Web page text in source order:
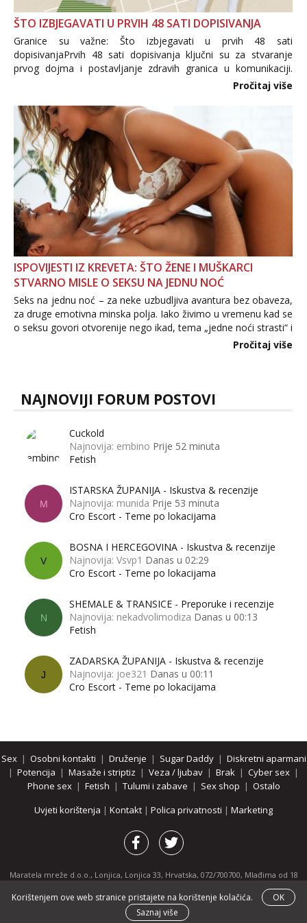
ŠTO IZBJEGAVATI U PRVIH 48 SATI DOPISIVANJA
Granice su važne: Što izbjegavati u prvih 48 sati
dopisivanjaPrvih 48 sati dopisivanja ključni su za stvaranje
prvog dojma i postavljanje zdravih granica u komunikaciji.
Važno je izbjeći prebrzo otkrivanje osobnih ili intimnih
povjerenje. Takođe...
Pročitaj više
ISPOVIJESTI IZ KREVETA: ŠTO ŽENE I MUŠKARCI
STVARNO MISLE O SEKSU NA JEDNU NOĆ
Seks na jednu noć – za neke uzbudljiva avantura bez obaveza,
za druge emotivna minska polja. Iako živimo u vremenu kad se
o seksu govori otvorenije nego ikad, tema „jedne noći strasti“ i
dalje izaziva burne rasprave. Što zapravo misle žene, a što
Pročitaj više
NAJNOVIJI FORUM POSTOVI
Cuckold
Najnovija: embino Prije 52 minuta
Fetish
M
ISTARSKA ŽUPANIJA - Iskustva & recenzije
Najnovija: munida Prije 53 minuta
Cro Escort - Teme po lokacijama
V
BOSNA I HERCEGOVINA - Iskustva & recenzije
Najnovija: Vsvp1 Danas u 02:29
Cro Escort - Teme po lokacijama
N
SHEMALE & TRANSICE - Preporuke i recenzije
Najnovija: nekadvolimodiza Danas u 00:13
Fetish
J
ZADARSKA ŽUPANIJA - Iskustva & recenzije
Najnovija: joe321 Danas u 00:11
Cro Escort - Teme po lokacijama
Sex| Osobni kontakti | Druženje | Sugar Daddy| Diskretni aparmani
| Potencija | Masaže i striptiz | Veza / ljubav | Brak | Cyber sex |
Phone sex| Fetish | Tulumi i zabave | Sex shop | Ostalo
Uvjeti korištenja | Kontakt | Polica privatnosti | Marketing
Maratela mreže d.o.o., Lonjica, Lonjica 33, Hrvatska, 072/700700, Mlađima od 18
godina zabranjeno je pregledavanje stranice i svih njenih dijelova.
Partnerski portali:osobnikontakti.com|hotline.hr|ThePornDude.com
Korištenjem ove web stranice pristajete na korištenje kolačića.
OK
Saznaj više